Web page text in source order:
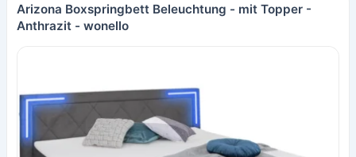
Arizona Boxspringbett Beleuchtung - mit Topper -
Anthrazit - wonello